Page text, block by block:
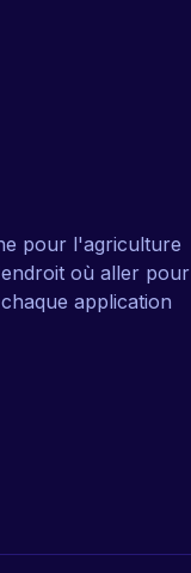
pour l'agriculture
où aller pour
application